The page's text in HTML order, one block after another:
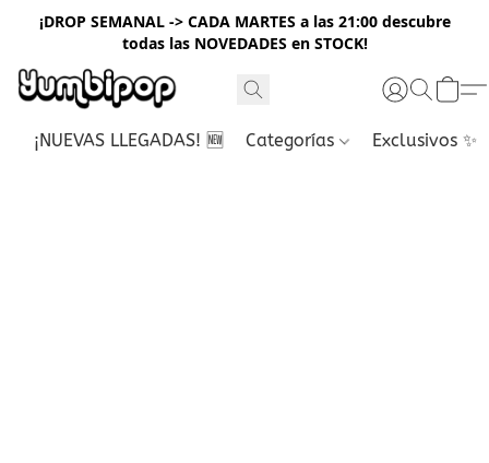
¡DROP SEMANAL -> CADA MARTES a las 21:00 descubre
todas las NOVEDADES en STOCK!
¡NUEVAS LLEGADAS! 🆕 Categorías Exclusivos ✨